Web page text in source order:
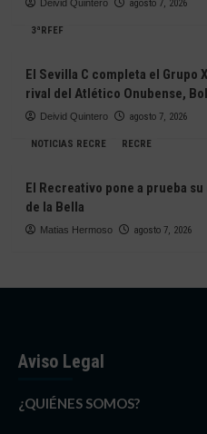
Deivid Quintero agosto 7, 2026
3ªRFEF
El Sevilla C completa el Grupo
rival del Atlético Onubense,
Deivid Quintero agosto 7, 2026
NOTICIAS RECRE RECRE
El Recreativo pone a prueba
de la Bella
Matias Hermoso agosto 7, 2026
Aviso Legal
¿QUIÉNES SOMOS?